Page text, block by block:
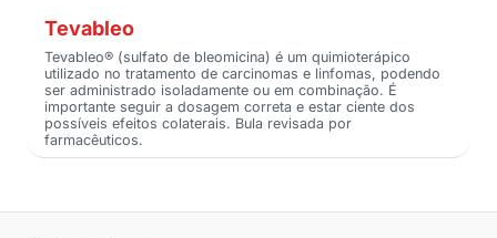
Tevableo
Tevableo® (sulfato de bleomicina) é um quimioterápico
utilizado no tratamento de carcinomas e linfomas, podendo
ser administrado isoladamente ou em combinação. É
importante seguir a dosagem correta e estar ciente dos
possíveis efeitos colaterais. Bula revisada por
farmacêuticos.